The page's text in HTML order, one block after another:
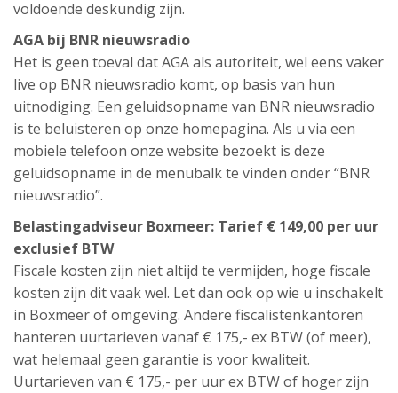
voldoende deskundig zijn.
AGA bij BNR nieuwsradio
Het is geen toeval dat AGA als autoriteit, wel eens vaker
live op BNR nieuwsradio komt, op basis van hun
uitnodiging. Een geluidsopname van BNR nieuwsradio
is te beluisteren op onze homepagina. Als u via een
mobiele telefoon onze website bezoekt is deze
geluidsopname in de menubalk te vinden onder “BNR
nieuwsradio”.
Belastingadviseur Boxmeer: Tarief € 149,00 per uur
exclusief BTW
Fiscale kosten zijn niet altijd te vermijden, hoge fiscale
kosten zijn dit vaak wel. Let dan ook op wie u inschakelt
in Boxmeer of omgeving. Andere fiscalistenkantoren
hanteren uurtarieven vanaf € 175,- ex BTW (of meer),
wat helemaal geen garantie is voor kwaliteit.
Uurtarieven van € 175,- per uur ex BTW of hoger zijn